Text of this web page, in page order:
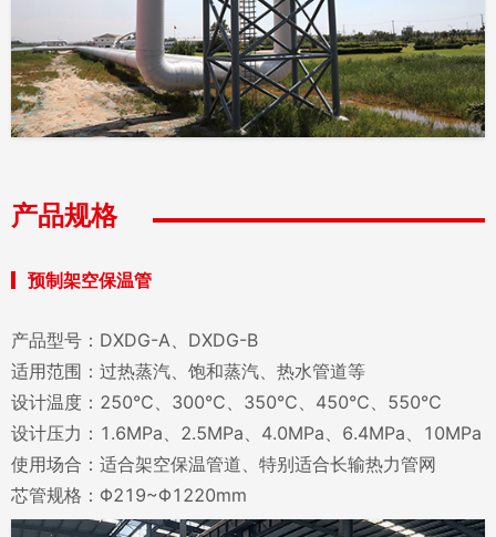
产品规格
预制架空保温管
产品型号：DXDG-A、DXDG-B
适用范围：过热蒸汽、饱和蒸汽、热水管道等
设计温度：250℃、300℃、350℃、450℃、550℃
设计压力：1.6MPa、2.5MPa、4.0MPa、6.4MPa、10MPa
使用场合：适合架空保温管道、特别适合长输热力管网
芯管规格：Φ219~Φ1220mm